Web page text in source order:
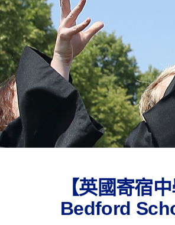
【英國寄宿
Bedford